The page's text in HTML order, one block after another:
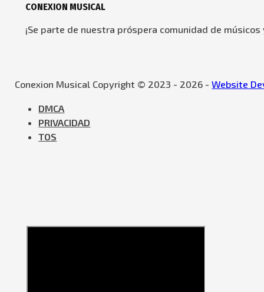
CONEXION MUSICAL
¡Se parte de nuestra próspera comunidad de
Conexion Musical Copyright © 2023 - 2026 -Website
DMCA
PRIVACIDAD
TOS